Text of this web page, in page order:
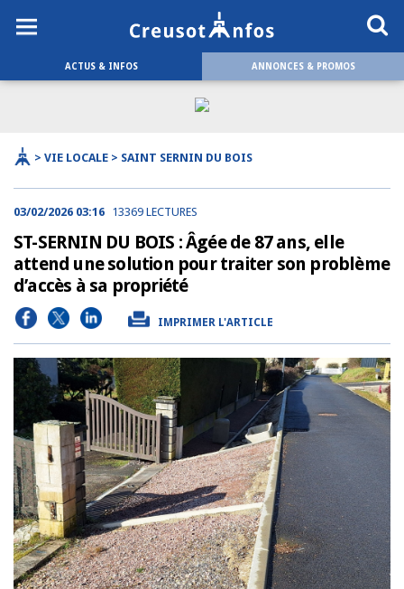
ACTUS & INFOS ANNONCES & PROMOS
> VIE LOCALE > SAINT SERNIN DU BOIS
03/02/2026 03:16 13369 LECTURES
ST-SERNIN DU BOIS : Âgée de 87 ans, elle
attend une solution pour traiter son problème
d’accès à sa propriété
IMPRIMER L'ARTICLE